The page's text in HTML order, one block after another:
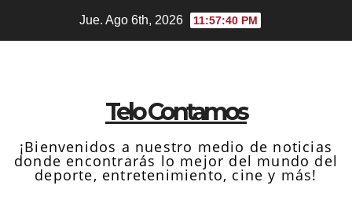
Jue. Ago 6th, 2026 11:57:41 PM
Telo Contamos
¡Bienvenidos a nuestro medio de noticias
donde encontrarás lo mejor del mundo del
deporte, entretenimiento, cine y más!